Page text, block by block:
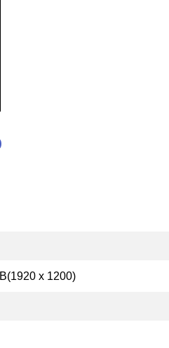
x 1200)